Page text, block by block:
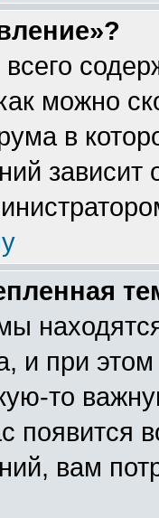
можно
в
зависит
и при
то
появится
вам